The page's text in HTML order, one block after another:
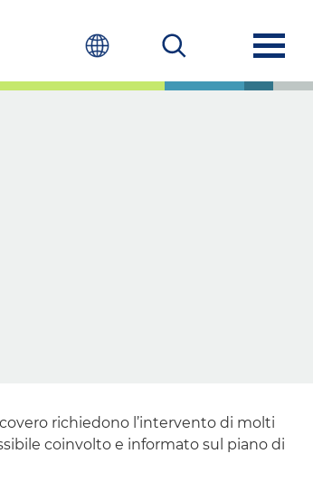
richiedono l’intervento di molti
coinvolto e informato sul piano di